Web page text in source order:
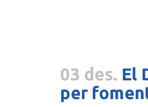
03 des. El
per